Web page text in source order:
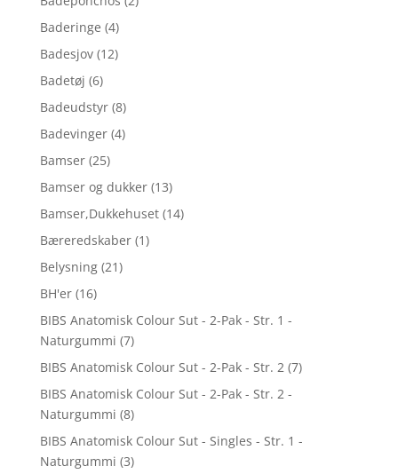
Baderinge (4)
Badesjov (12)
Badetøj (6)
Badeudstyr (8)
Badevinger (4)
Bamser (25)
Bamser og dukker (13)
Bamser,Dukkehuset (14)
Bæreredskaber (1)
Belysning (21)
BH'er (16)
BIBS Anatomisk Colour Sut - 2-Pak - Str. 1 -
Naturgummi (7)
BIBS Anatomisk Colour Sut - 2-Pak - Str. 2 (7)
BIBS Anatomisk Colour Sut - 2-Pak - Str. 2 -
Naturgummi (8)
BIBS Anatomisk Colour Sut - Singles - Str. 1 -
Naturgummi (3)